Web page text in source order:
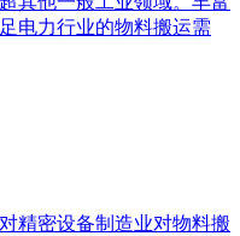
电力行业的物料搬运需
精密设备制造业对物料搬